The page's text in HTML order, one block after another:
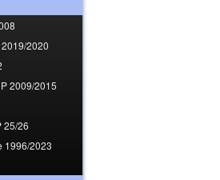
2019/2020
2009/2015
25/26
1996/2023